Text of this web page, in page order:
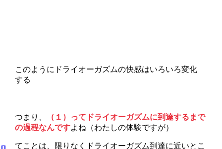
このようにドライオーガズムの快感はいろいろ変化
する
つまり、
（１）ってドライオーガズムに到達するまで
の過程なんですよね（わたしの体験ですが）
てことは、限りなくドライオーガズム到達に近いとこ